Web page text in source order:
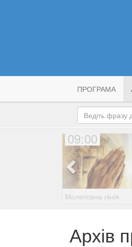
ПРОГРАМА
09:00
Молитовна лінія
Архів